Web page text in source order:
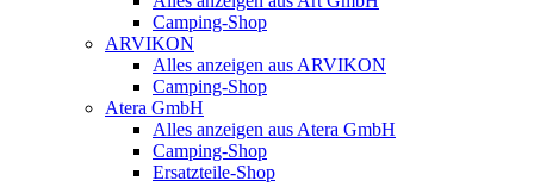
Camping-Shop
ARVIKON
Alles anzeigen aus ARVIKON
Camping-Shop
Atera GmbH
Alles anzeigen aus Atera GmbH
Camping-Shop
Ersatzteile-Shop